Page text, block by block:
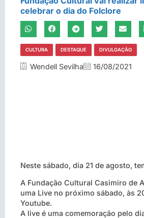
celebrar o dia do Folclore
CULTURA DESTAQUE DIVULGAÇÃO
Wendell Sevilha 16/08/2021
Neste sábado, dia 21 de agosto,
A Fundação Cultural Casimiro de
uma Live no próximo sábado, às
Youtube.
A live é uma comemoração pelo